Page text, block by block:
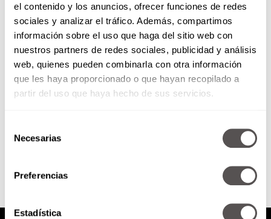
el contenido y los anuncios, ofrecer funciones de redes
sociales y analizar el tráfico. Además, compartimos
información sobre el uso que haga del sitio web con
nuestros partners de redes sociales, publicidad y análisis
web, quienes pueden combinarla con otra información
que les haya proporcionado o que hayan recopilado a
partir del uso que haya hecho de sus servicios.
Necesarias
Preferencias
Estadística
Lunes 1 de julio de 2019
*Corona Capital 2019 *5 avances
médicos para cuidar tus ojos *A
un año de la elección ¿Cómo nos
evaluamos los...